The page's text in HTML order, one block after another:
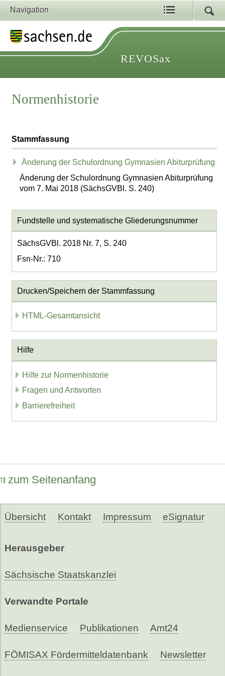
Navigation
REVOSax
Normenhistorie
Stammfassung
Änderung der Schulordnung Gymnasien Abiturprüfung
Änderung der Schulordnung Gymnasien Abiturprüfung
vom 7. Mai 2018 (SächsGVBl. S. 240)
Fundstelle und systematische Gliederungsnummer
SächsGVBl. 2018 Nr. 7, S. 240
Fsn-Nr.: 710
Drucken/Speichern der Stammfassung
HTML-Gesamtansicht
Hilfe
Hilfe zur Normenhistorie
Fragen und Antworten
Barrierefreiheit
zum Seitenanfang
Übersicht Kontakt Impressum eSignatur
Herausgeber
Sächsische Staatskanzlei
Verwandte Portale
Medienservice Publikationen Amt24
FÖMISAX Fördermitteldatenbank Newsletter